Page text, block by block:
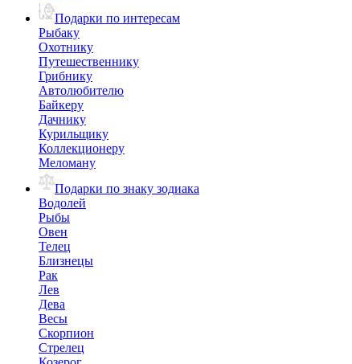
Подарки по интересам
Рыбаку
Охотнику
Путешественнику
Грибнику
Автолюбителю
Байкеру
Дачнику
Курильщику
Коллекционеру
Меломану
Подарки по знаку зодиака
Водолей
Рыбы
Овен
Телец
Близнецы
Рак
Лев
Дева
Весы
Скорпион
Стрелец